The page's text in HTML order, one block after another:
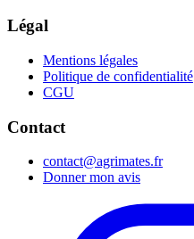
Légal
Mentions légales
Politique de confidentialité
CGU
Contact
contact@agrimates.fr
Donner mon avis